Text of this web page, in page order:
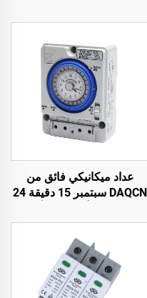
عداد ميكانيكي فائق من
DAQCN سبتمبر 15 دقيقة 24
TB388